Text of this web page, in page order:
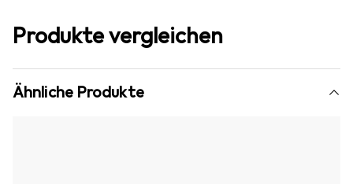
Produkte vergleichen
Ähnliche Produkte